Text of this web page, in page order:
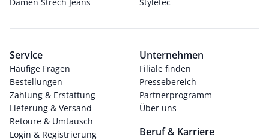
Service
Häufige Fragen
Bestellungen
Zahlung & Erstattung
Lieferung & Versand
Retoure & Umtausch
Login & Registrierung
Unternehmen
Filiale finden
Pressebereich
Partnerprogramm
Über uns
Beruf & Karriere